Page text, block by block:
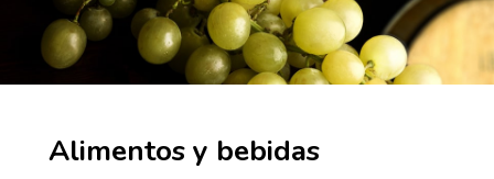
Alimentos y bebidas